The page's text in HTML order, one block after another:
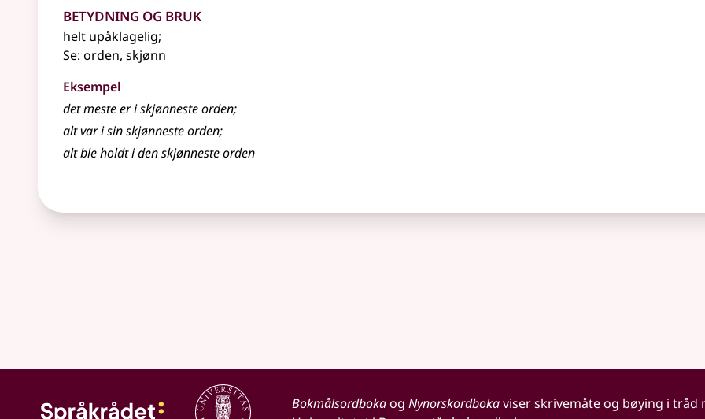
Betydning og bruk
helt upåklagelig;
Se: orden, skjønn
Eksempel
det meste er i skjønneste orden;
alt var i sin skjønneste orden;
alt ble holdt i den skjønneste orden
Bokmålsordbokaog Nynorskordbokaviser skrivemåte og bøying i tråd